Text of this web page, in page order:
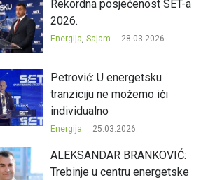
Rekordna posjećenost SET-a
2026.
Energija,Sajam 28.03.2026.
Petrović: U energetsku
tranziciju ne možemo ići
individualno
Energija 25.03.2026.
ALEKSANDAR BRANKOVIĆ:
Trebinje u centru energetske